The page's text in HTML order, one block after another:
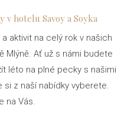
SPA
hotelu Savoy a Soyka
aktivit na celý rok v našich
Mlýně. Ať už s námi budete
léto na plné pecky s našimi
si z naší nabídky vyberete.
na Vás.